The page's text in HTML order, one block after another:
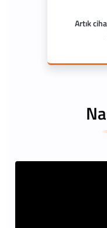
Artık